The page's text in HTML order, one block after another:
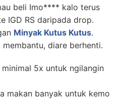
beli Imo**** kalo terus
IGD RS daripada drop.
Minyak Kutus Kutus.
diare berhenti.
5x untuk ngilangin
makan banyak untuk kemo